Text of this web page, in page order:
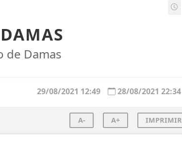
de Damas
28/08/2021 22:34
29/08/2021 12:49
A- A+ IMPRIMIR